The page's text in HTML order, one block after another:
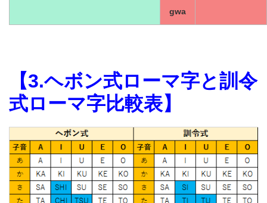
gwa
【3.ヘボン式ローマ字と訓令
式ローマ字比較表】